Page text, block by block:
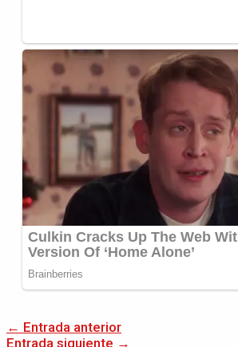
← Entrada anterior
Entrada siguiente →